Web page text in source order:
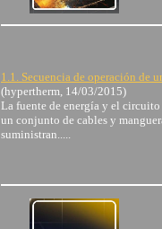
1.1. Secuencia de operación de
(hypertherm, 14/03/2015)
La fuente de energía y el circuito
un conjunto de cables y
suministran.....